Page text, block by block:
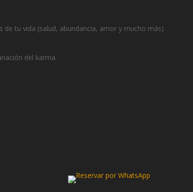
tu vida (salud, abundancia, amor y mucho más)
del karma.